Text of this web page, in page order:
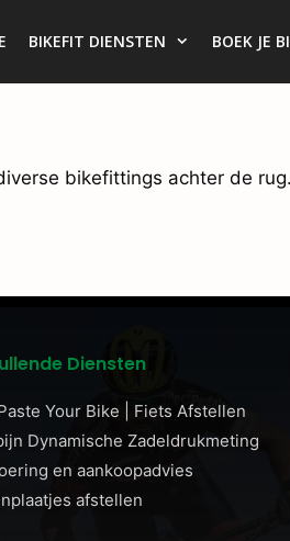
BIKEFIT DIENSTEN BOEK JE
bikefittings achter de
Diensten
Your Bike | Fiets Afstellen
Dynamische Zadeldrukmeting
en aankoopadvies
afstellen